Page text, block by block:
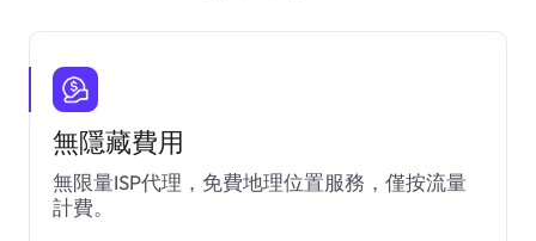
無隱藏費用
無限量ISP代理，免費地理位置服務，僅按流量
計費。